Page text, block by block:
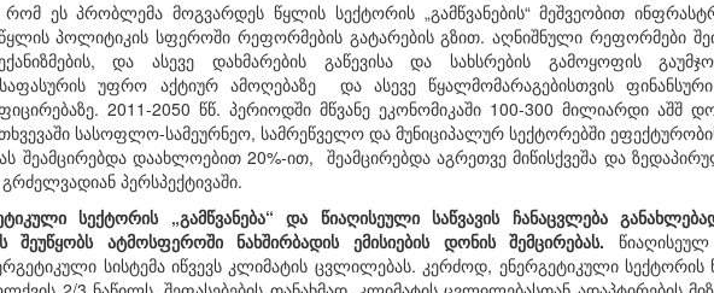
რომ ეს პრობლემა მოგვარდეს წყლის სექტორის „გამწვანების“ მეშვეობით
პოლიტიკის სფეროში რეფორმების გატარების გზით. აღნიშნული რეფორმები
და ასევე დახმარების გაწევისა და სახსრების გამოყოფის
საფასურის უფრო აქტიურ ამოღებაზე და ასევე წყალმომარაგებისთვის
2011-2050 წწ. პერიოდში მწვანე ეკონომიკაში 100-300 მილიარდი
სასოფლო-სამეურნეო, სამრეწველო და მუნიციპალურ სექტორებში
შეამცირებდა დაახლოებით 20%-ით, შეამცირებდა აგრეთვე მიწისქვეშა და
პერსპექტივაში.
სექტორის „გამწვანება“ და წიაღისეული საწვავის ჩანაცვლება
ატმოსფეროში ნახშირბადის ემისიების დონის შემცირებას.
სისტემა იწვევს კლიმატის ცვლილებას. კერძოდ, ენერგეტიკული სექტორის